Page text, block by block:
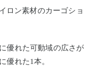
ロン素材のカーゴショ
優れた可動域の広さが
優れた1本。